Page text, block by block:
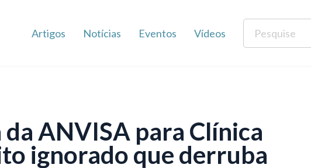
Artigos Notícias Eventos Vídeos
ANVISA para Clínica
ignorado que derruba